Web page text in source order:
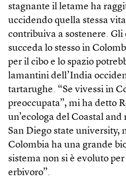
stagnante il letame ha
uccidendo quella stessa
contribuiva a sostenere. Gli
succeda lo stesso in
per il cibo e lo spazio
lamantini dell’India
tartarughe. “Se vivessi in
preoccupata”, mi ha detto
un’ecologa del Coastal
San Diego state university,
Colombia ha una grande
sistema non si è evoluto
erbivoro”.